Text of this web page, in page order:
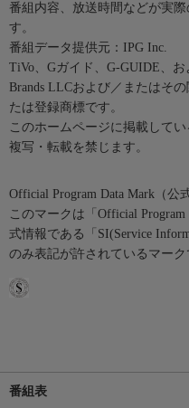
番組内容、放送時間などが実
す。
番組データ提供元：IPG Inc.
TiVo、Gガイド、G-GUIDE、
Brands LLCおよび／またはそ
たは登録商標です。
このホームページに掲載して
複写・転載を禁じます。
Official Program Data Mark（公
このマークは「Official
式情報である「SI(Service
のみ表記が許されているマーク
番組表